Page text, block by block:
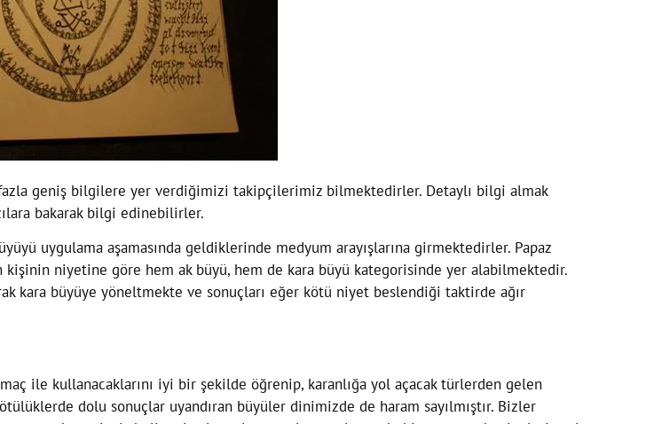
fazla geniş bilgilere yer verdiğimizi takipçilerimiz bilmektedirler. Detaylı bilgi almak
bakarak bilgi edinebilirler.
uygulama aşamasında geldiklerinde medyum arayışlarına girmektedirler. Papaz
niyetine göre hem ak büyü, hem de kara büyü kategorisinde yer alabilmektedir.
kara büyüye yöneltmekte ve sonuçları eğer kötü niyet beslendiği taktirde ağır
ile kullanacaklarını iyi bir şekilde öğrenip, karanlığa yol açacak türlerden gelen
dolu sonuçlar uyandıran büyüler dinimizde de haram sayılmıştır. Bizler